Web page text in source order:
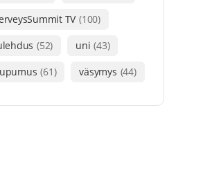
TV (100)
(52) uni (43)
(61) väsymys (44)